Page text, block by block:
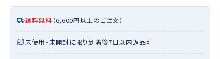
送料無料 （6,600円以上のご注文）
未使用・未開封に限り到着後7日以内返品可